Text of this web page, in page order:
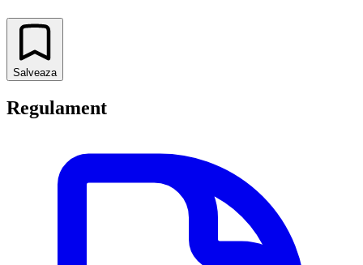
Salveaza
Regulament